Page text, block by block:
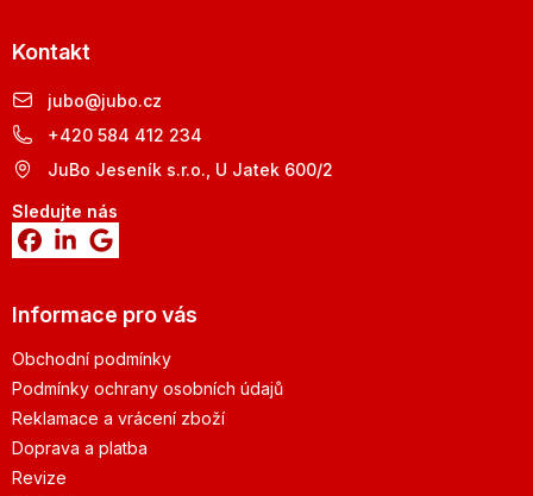
Kontakt
jubo@jubo.cz
+420 584 412 234
JuBo Jeseník s.r.o., U Jatek 600/2
Sledujte nás
Informace pro vás
Obchodní podmínky
Podmínky ochrany osobních údajů
Reklamace a vrácení zboží
Doprava a platba
Revize